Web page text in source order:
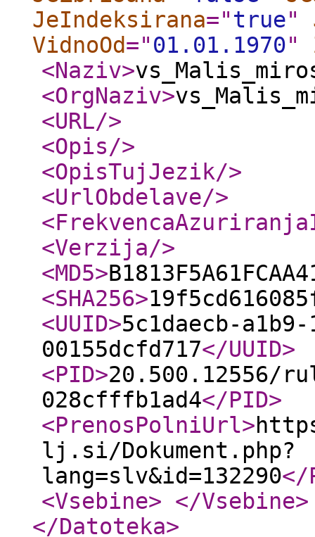
JeIndeksirana="true"
VidnoOd="01.01.1970"
<Naziv>
<OrgNaziv>
<URL/>
<Opis/>
<OpisTujJezik/>
<UrlObdelave/>
<Verzija/>
<MD5>
<SHA256>
<UUID>5c1daecb-
00155dcfd717</UUID>
<PID>20.500.12556/
028cfffb1ad4</PID>
<PrenosPolniUrl>
lj.si/Dokument.php?
lang=slv&id=132290</
<Vsebine> </Vsebine>
</Datoteka>